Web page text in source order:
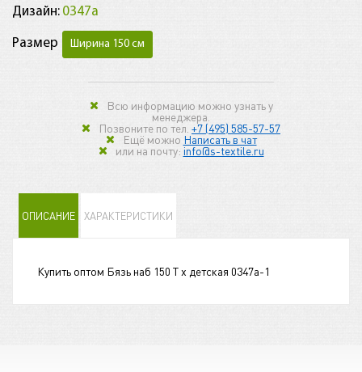
Дизайн: 0347a
Размер Ширина 150 см
Всю информацию можно узнать у
менеджера.
Позвоните по тел. +7 (495) 585-57-57
Ещё можно Написать в чат
или на почту: info@s-textile.ru
ОПИСАНИЕ ХАРАКТЕРИСТИКИ
Купить оптом Бязь наб 150 Т х детская 0347a-1